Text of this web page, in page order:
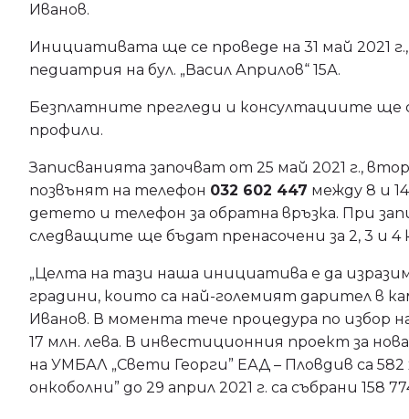
Иванов.
Инициативата ще се проведе на 31 май 2021
педиатрия на бул. „Васил Априлов“ 15А.
Безплатните прегледи и консултациите
профили.
Записванията започват от 25 май 2021 г.,
позвънят на телефон 032 602 447 между 8 и
детето и телефон за обратна връзка. При
следващите ще бъдат пренасочени за 2, 3 и 4
„Целта на тази наша инициатива е да
градини, които са най-големият дарител в
Иванов. В момента тече процедура по избор
17 млн. лева. В инвестиционния проект за
на УМБАЛ „Свети Георги” ЕАД – Пловдив са
онкоболни” до 29 април 2021 г. са събрани 158